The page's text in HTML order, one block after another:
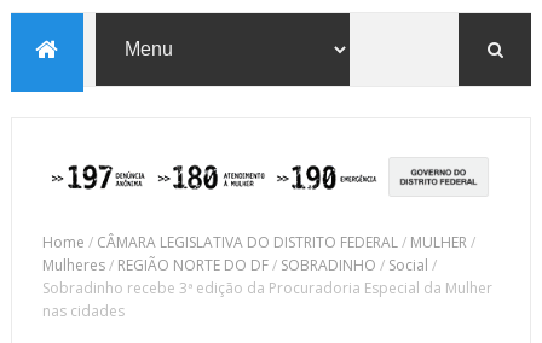
Home / CÂMARA LEGISLATIVA DO DISTRITO FEDERAL/ MULHER/
Mulheres/ REGIÃO NORTE DO DF/ SOBRADINHO / Social /
Sobradinho recebe 3ª edição da Procuradoria Especial da Mulher
nas cidades